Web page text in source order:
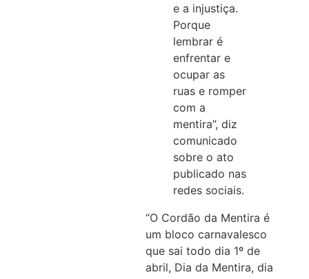
e a injustiça.
Porque
lembrar é
enfrentar e
ocupar as
ruas e romper
com a
mentira”, diz
comunicado
sobre o ato
publicado nas
redes sociais.
“O Cordão da Mentira é
um bloco carnavalesco
que sai todo dia 1º de
abril, Dia da Mentira, dia